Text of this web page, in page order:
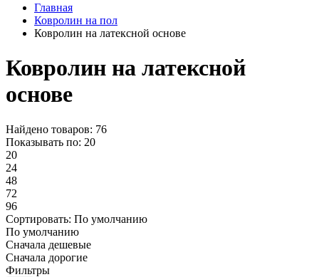
Главная
Ковролин на пол
Ковролин на латексной основе
Ковролин на латексной
основе
Найдено товаров: 76
Показывать по: 20
20
24
48
72
96
Сортировать: По умолчанию
По умолчанию
Сначала дешевые
Сначала дорогие
Фильтры